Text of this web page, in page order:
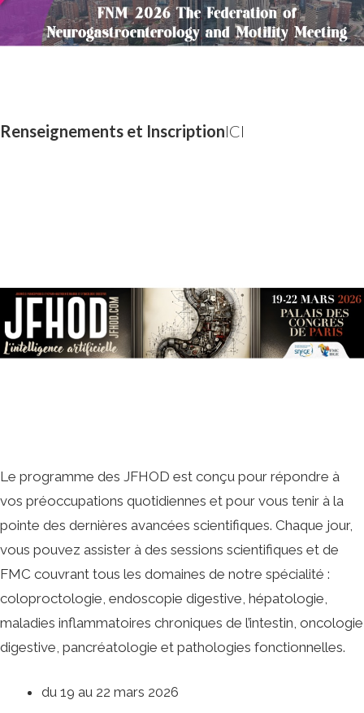
Renseignements et InscriptionICI
Le programme des JFHOD est conçu pour répondre à
vos préoccupations quotidiennes et pour vous tenir à la
pointe des dernières avancées scientifiques. Chaque jour,
vous pouvez assister à des sessions scientifiques et de
FMC couvrant tous les domaines de notre spécialité :
coloproctologie, endoscopie digestive, hépatologie,
maladies inflammatoires chroniques de l’intestin, oncologie
digestive, pancréatologie et pathologies fonctionnelles.
du 19 au 22 mars 2026